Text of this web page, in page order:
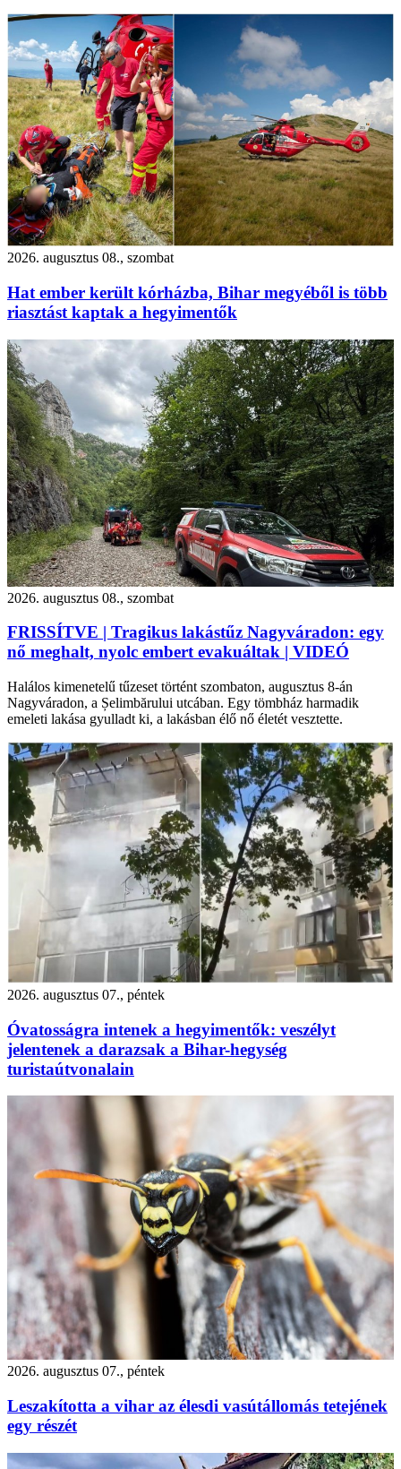
2026. augusztus 08., szombat
Hat ember került kórházba, Bihar megyéből is több
riasztást kaptak a hegyimentők
2026. augusztus 08., szombat
FRISSÍTVE | Tragikus lakástűz Nagyváradon: egy
nő meghalt, nyolc embert evakuáltak | VIDEÓ
Halálos kimenetelű tűzeset történt szombaton, augusztus 8-án
Nagyváradon, a Șelimbărului utcában. Egy tömbház harmadik
emeleti lakása gyulladt ki, a lakásban élő nő életét vesztette.
2026. augusztus 07., péntek
Óvatosságra intenek a hegyimentők: veszélyt
jelentenek a darazsak a Bihar-hegység
turistaútvonalain
2026. augusztus 07., péntek
Leszakította a vihar az élesdi vasútállomás tetejének
egy részét